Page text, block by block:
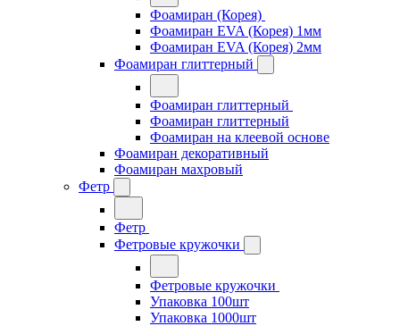
Фоамиран (Корея)
Фоамиран EVA (Корея) 1мм
Фоамиран EVA (Корея) 2мм
Фоамиран глиттерный
Фоамиран глиттерный
Фоамиран глиттерный
Фоамиран на клеевой основе
Фоамиран декоративный
Фоамиран махровый
Фетр
Фетр
Фетровые кружочки
Фетровые кружочки
Упаковка 100шт
Упаковка 1000шт